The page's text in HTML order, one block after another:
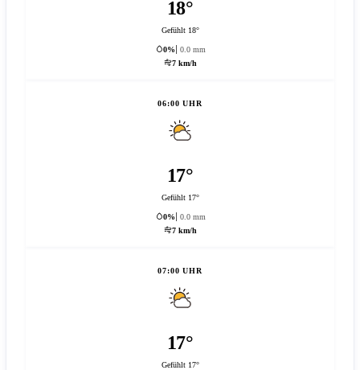
18°
Gefühlt 18°
0%
0.0 mm
7 km/h
06:00 UHR
17°
Gefühlt 17°
0%
0.0 mm
7 km/h
07:00 UHR
17°
Gefühlt 17°